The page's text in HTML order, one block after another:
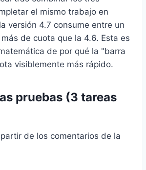
el mismo trabajo en
versión 4.7 consume entre un
de cuota que la 4.6. Esta es
de por qué la "barra
visiblemente más rápido.
pruebas (3 tareas
de los comentarios de la